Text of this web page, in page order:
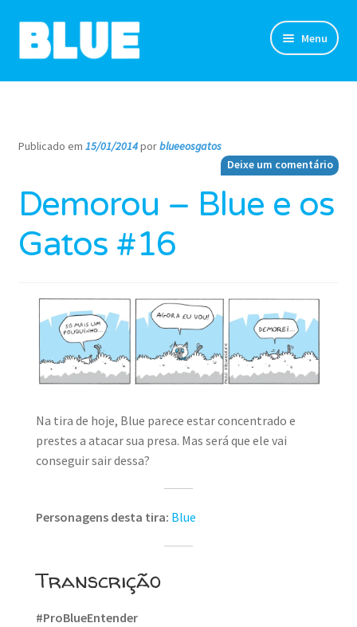
Pular
para
Pular
para
Menu
TIRINHAS
SOBRE
CLUBE DO BLUE
CONTATO
MINHA CONTA
CARRINHO
Search
for:
Publicado em 15/01/2014porblueeosgatos
Deixe um comentário
Demorou – Blue e os
Gatos #16
Na tira de hoje, Blue parece estar concentrado e
prestes a atacar sua presa. Mas será que ele vai
conseguir sair dessa?
Personagens desta tira: Blue
Transcrição
#ProBlueEntender